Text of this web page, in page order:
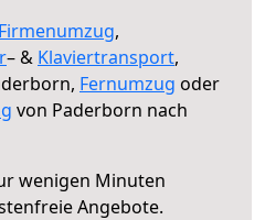
Firmenumzug,
– & Klaviertransport,
Fernumzug oder
von Paderborn nach
wenigen Minuten
Angebote.